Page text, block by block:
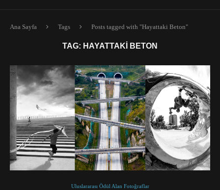
Ana Sayfa Tags Posts tagged with "Hayattaki Beton"
TAG: HAYATTAKI BETON
Uluslararası Ödül Alan Fotoğraflar